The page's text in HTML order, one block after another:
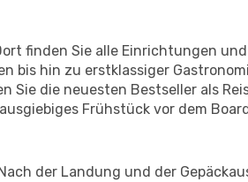
finden Sie alle Einrichtungen
bis hin zu erstklassiger
Sie die neuesten Bestseller als
Frühstück vor dem
der Landung und der